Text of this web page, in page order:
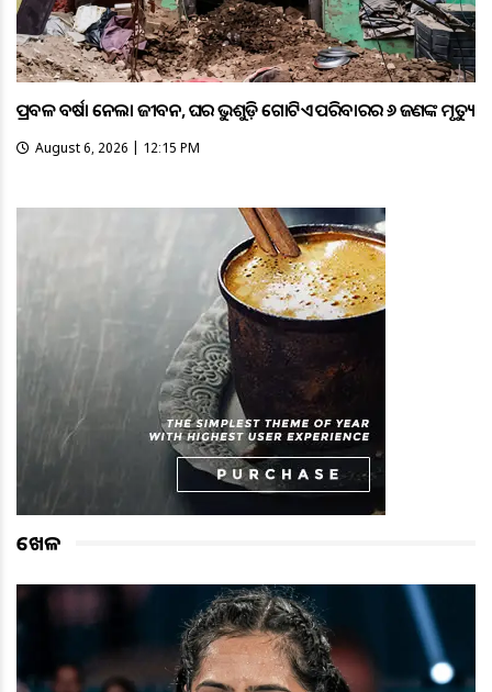
ପ୍ରବଳ ବର୍ଷା ନେଲା ଜୀବନ, ଘର ଭୁଶୁଡ଼ି ଗୋଟିଏ ପରିବାରର ୬ ଜଣଙ୍କ ମୃତ୍ୟୁ
August 6, 2026 | 12:15 PM
ଖେଳ